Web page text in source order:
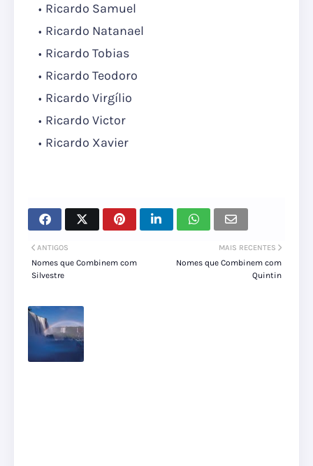
Ricardo Samuel
Ricardo Natanael
Ricardo Tobias
Ricardo Teodoro
Ricardo Virgílio
Ricardo Victor
Ricardo Xavier
MAIS RECENTES
Nomes que Combinem com
Quintin
ANTIGOS
Nomes que Combinem com
Silvestre